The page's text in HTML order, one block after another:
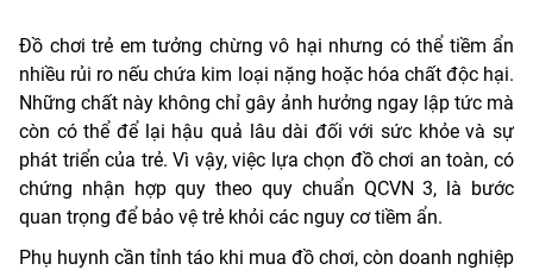
Đồ chơi trẻ em tưởng chừng vô hại nhưng có thể tiềm ẩn
nhiều rủi ro nếu chứa kim loại nặng hoặc hóa chất độc hại.
Những chất này không chỉ gây ảnh hưởng ngay lập tức mà
còn có thể để lại hậu quả lâu dài đối với sức khỏe và sự
phát triển của trẻ. Vì vậy, việc lựa chọn đồ chơi an toàn, có
chứng nhận hợp quy theo quy chuẩn QCVN 3, là bước
quan trọng để bảo vệ trẻ khỏi các nguy cơ tiềm ẩn.
Phụ huynh cần tỉnh táo khi mua đồ chơi, còn doanh nghiệp